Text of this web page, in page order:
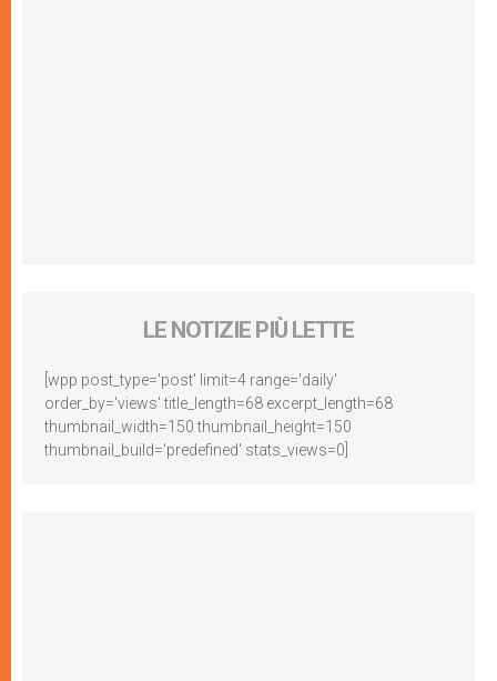
LE NOTIZIE PIÙ LETTE
[wpp post_type='post' limit=4 range='daily'
order_by='views' title_length=68 excerpt_length=68
thumbnail_width=150 thumbnail_height=150
thumbnail_build='predefined' stats_views=0]